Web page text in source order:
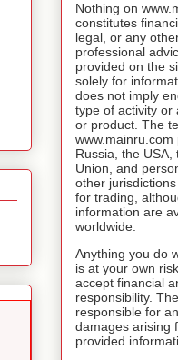
Nothing on
constitutes
legal, or any
professional
provided on the
solely for
does not imply
type of activity or
or product. The
Russia, the USA,
Union, and
other
for trading,
information are
worldwide.
Anything you do
is at your own
accept financial
responsibility.
responsible for
damages arising
provided